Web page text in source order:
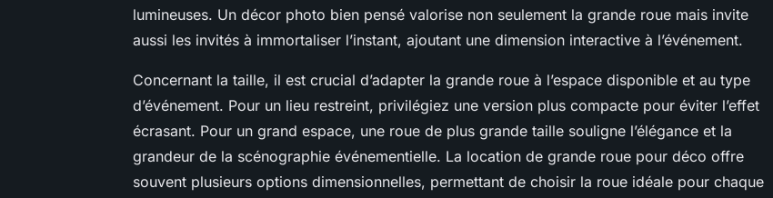
lumineuses. Un décor photo bien pensé valorise non seulement la grande roue mais invite
aussi les invités à immortaliser l’instant, ajoutant une dimension interactive à l’événement.
Concernant la taille, il est crucial d’adapter la grande roue à l’espace disponible et au type
d’événement. Pour un lieu restreint, privilégiez une version plus compacte pour éviter l’effet
écrasant. Pour un grand espace, une roue de plus grande taille souligne l’élégance et la
grandeur de la scénographie événementielle. La location de grande roue pour déco offre
souvent plusieurs options dimensionnelles, permettant de choisir la roue idéale pour chaque